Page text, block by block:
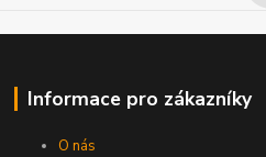
Informace pro zákazníky
O nás